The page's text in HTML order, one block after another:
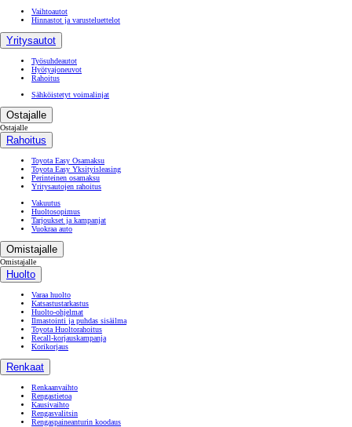
Vaihtoautot
Hinnastot ja varusteluettelot
Yritysautot
Työsuhdeautot
Hyötyajoneuvot
Rahoitus
Sähköistetyt voimalinjat
Ostajalle
Ostajalle
Rahoitus
Toyota Easy Osamaksu
Toyota Easy Yksityisleasing
Perinteinen osamaksu
Yritysautojen rahoitus
Vakuutus
Huoltosopimus
Tarjoukset ja kampanjat
Vuokraa auto
Omistajalle
Omistajalle
Huolto
Varaa huolto
Katsastustarkastus
Huolto-ohjelmat
Ilmastointi ja puhdas sisäilma
Toyota Huoltorahoitus
Recall-korjauskampanja
Korikorjaus
Renkaat
Renkaanvaihto
Rengastietoa
Kausivaihto
Rengasvalitsin
Rengaspaineanturin koodaus